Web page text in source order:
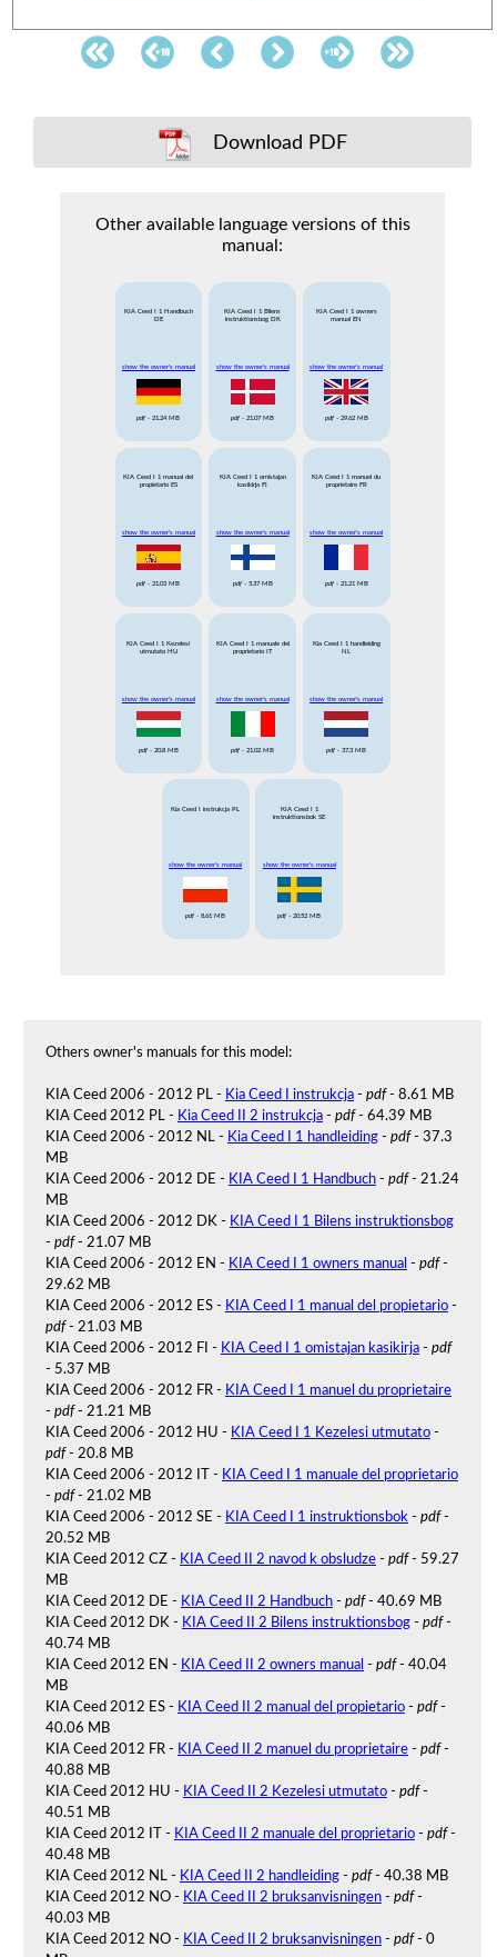
Download PDF
Other available language versions of this
manual:
KIA Ceed I 1 Handbuch
DE
show the owner's manual
pdf - 21.24 MB
KIA Ceed I 1 Bilens
instruktionsbog DK
show the owner's manual
pdf - 21.07 MB
KIA Ceed I 1 owners
manual EN
show the owner's manual
pdf- 29.62 MB
KIA Ceed I 1 manual del
propietario ES
show the owner's manual
pdf - 21.03 MB
KIA Ceed I 1 omistajan
kasikirja FI
show the owner's manual
pdf- 5.37 MB
KIA Ceed I 1 manuel du
proprietaire FR
show the owner's manual
pdf- 21.21 MB
KIA Ceed I 1 Kezelesi
utmutato HU
show the owner's manual
pdf- 20.8 MB
KIA Ceed I 1 manuale del
proprietario IT
show the owner's manual
pdf - 21.02 MB
Kia Ceed I 1 handleiding
NL
show the owner's manual
pdf - 37.3 MB
Kia Ceed I instrukcja PL
show the owner's manual
pdf - 8.61 MB
KIA Ceed I 1
instruktionsbok SE
show the owner's manual
pdf - 20.52 MB
Others owner's manuals for this model:
KIA Ceed 2006 - 2012 PL - Kia Ceed I instrukcja- pdf- 8.61 MB
KIA Ceed 2012 PL - Kia Ceed II 2 instrukcja- pdf- 64.39 MB
KIA Ceed 2006 - 2012 NL - Kia Ceed I 1 handleiding- pdf- 37.3
MB
KIA Ceed 2006 - 2012 DE - KIA Ceed I 1 Handbuch- pdf- 21.24
MB
KIA Ceed 2006 - 2012 DK - KIA Ceed I 1 Bilens instruktionsbog
- pdf- 21.07 MB
KIA Ceed 2006 - 2012 EN - KIA Ceed I 1 owners manual - pdf-
29.62 MB
KIA Ceed 2006 - 2012 ES - KIA Ceed I 1 manual del propietario-
pdf- 21.03 MB
KIA Ceed 2006 - 2012 FI - KIA Ceed I 1 omistajan kasikirja- pdf
- 5.37 MB
KIA Ceed 2006 - 2012 FR - KIA Ceed I 1 manuel du proprietaire
- pdf- 21.21 MB
KIA Ceed 2006 - 2012 HU - KIA Ceed I 1 Kezelesi utmutato-
pdf- 20.8 MB
KIA Ceed 2006 - 2012 IT - KIA Ceed I 1 manuale del proprietario
- pdf- 21.02 MB
KIA Ceed 2006 - 2012 SE - KIA Ceed I 1 instruktionsbok - pdf-
20.52 MB
KIA Ceed 2012 CZ - KIA Ceed II 2 navod k obsludze- pdf- 59.27
MB
KIA Ceed 2012 DE - KIA Ceed II 2 Handbuch- pdf- 40.69 MB
KIA Ceed 2012 DK - KIA Ceed II 2 Bilens instruktionsbog- pdf-
40.74 MB
KIA Ceed 2012 EN - KIA Ceed II 2 owners manual - pdf- 40.04
MB
KIA Ceed 2012 ES - KIA Ceed II 2 manual del propietario- pdf-
40.06 MB
KIA Ceed 2012 FR - KIA Ceed II 2 manuel du proprietaire- pdf-
40.88 MB
KIA Ceed 2012 HU - KIA Ceed II 2 Kezelesi utmutato- pdf-
40.51 MB
KIA Ceed 2012 IT - KIA Ceed II 2 manuale del proprietario- pdf-
40.48 MB
KIA Ceed 2012 NL - KIA Ceed II 2 handleiding- pdf- 40.38 MB
KIA Ceed 2012 NO - KIA Ceed II 2 bruksanvisningen- pdf-
40.03 MB
KIA Ceed 2012 NO - KIA Ceed II 2 bruksanvisningen- pdf- 0